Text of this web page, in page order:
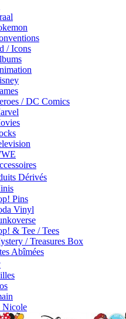
/ Icons
/ DC Comics
Dérivés
Pins
Vinyl
& Tee / Tees
/ Treasures Box
Abîmées
Nicole